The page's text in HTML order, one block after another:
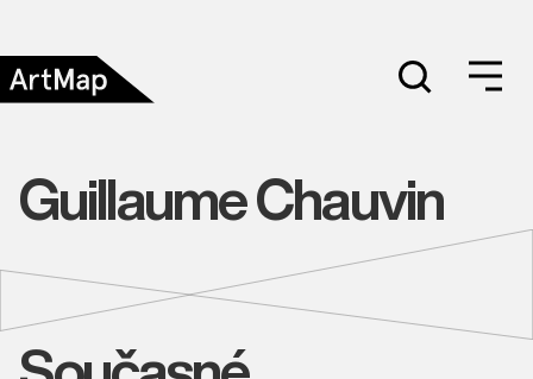
Guillaume Chauvin